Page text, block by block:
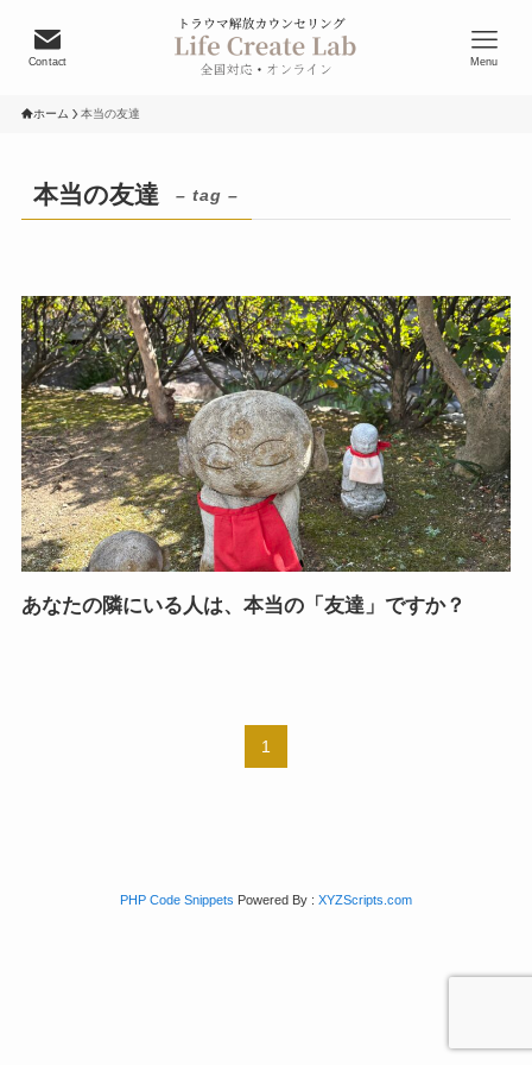
Contact Menu
ホーム 本当の友達
本当の友達 – tag –
あなたの隣にいる人は、本当の「友達」ですか？
1
PHP Code Snippets Powered By : XYZScripts.com